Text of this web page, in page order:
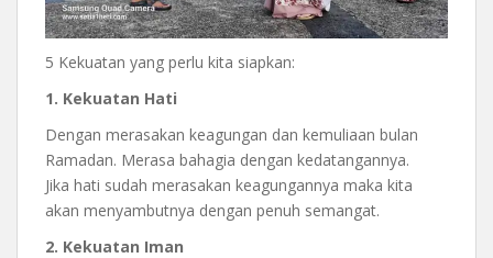
5 Kekuatan yang perlu kita siapkan:
1. Kekuatan Hati
Dengan merasakan keagungan dan kemuliaan bulan
Ramadan. Merasa bahagia dengan kedatangannya.
Jika hati sudah merasakan keagungannya maka kita
akan menyambutnya dengan penuh semangat.
2. Kekuatan Iman